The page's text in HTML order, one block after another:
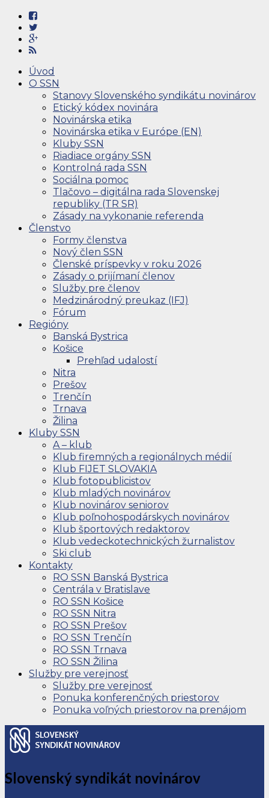
Úvod
O SSN
Stanovy Slovenského syndikátu novinárov
Etický kódex novinára
Novinárska etika
Novinárska etika v Európe (EN)
Kluby SSN
Riadiace orgány SSN
Kontrolná rada SSN
Sociálna pomoc
Tlačovo – digitálna rada Slovenskej
republiky (TR SR)
Zásady na vykonanie referenda
Členstvo
Formy členstva
Nový člen SSN
Členské príspevky v roku 2026
Zásady o prijímaní členov
Služby pre členov
Medzinárodný preukaz (IFJ)
Fórum
Regióny
Banská Bystrica
Košice
Prehľad udalostí
Nitra
Prešov
Trenčín
Trnava
Žilina
Kluby SSN
A – klub
Klub firemných a regionálnych médií
Klub FIJET SLOVAKIA
Klub fotopublicistov
Klub mladých novinárov
Klub novinárov seniorov
Klub poľnohospodárskych novinárov
Klub športových redaktorov
Klub vedeckotechnických žurnalistov
Ski club
Kontakty
RO SSN Banská Bystrica
Centrála v Bratislave
RO SSN Košice
RO SSN Nitra
RO SSN Prešov
RO SSN Trenčín
RO SSN Trnava
RO SSN Žilina
Služby pre verejnosť
Služby pre verejnosť
Ponuka konferenčných priestorov
Ponuka voľných priestorov na prenájom
Slovenský syndikát novinárov